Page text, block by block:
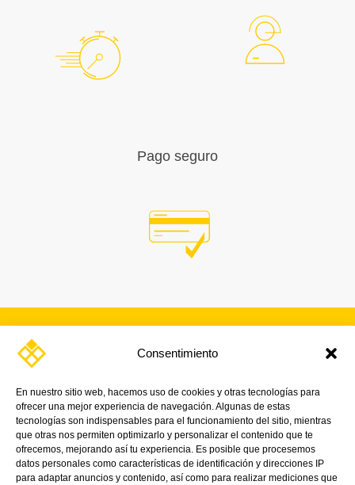
Consentimiento
En nuestro sitio web, hacemos uso de cookies y otras tecnologías para
ofrecer una mejor experiencia de navegación. Algunas de estas
tecnologías son indispensables para el funcionamiento del sitio, mientras
que otras nos permiten optimizarlo y personalizar el contenido que te
ofrecemos, mejorando así tu experiencia. Es posible que procesemos
datos personales como características de identificación y direcciones IP
para adaptar anuncios y contenido, así como para realizar mediciones que
Pago seguro
SUSCRÍBETE A NUESTRA
¡Y mantente al día con nuestras noticias,
promociones y próximos eventos.